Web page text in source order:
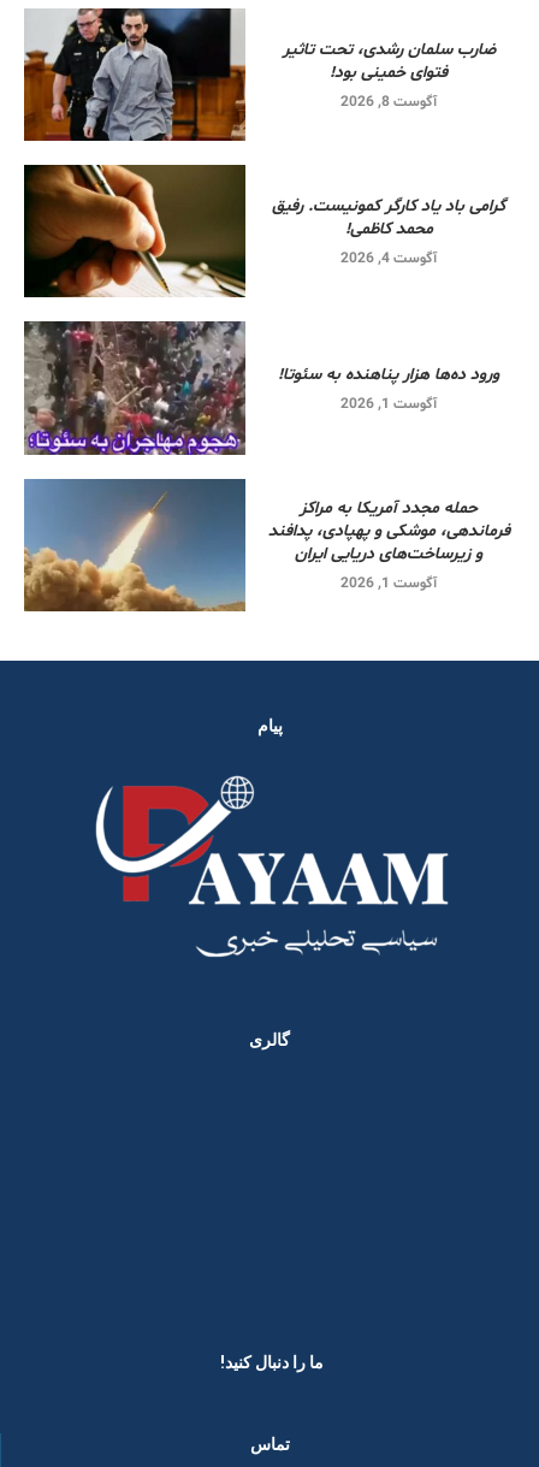
ضارب سلمان رشدی، تحت تاثیر
فتوای خمینی بود!
آگوست 8, 2026
گرامی باد یاد کارگر کمونیست. رفیق
محمد کاظمی!
آگوست 4, 2026
ورود ده‌ها هزار پناهنده به سئوتا!
آگوست 1, 2026
حمله مجدد آمریکا به مراکز
فرماندهی، موشکی و پهپادی، پدافند
و زیرساخت‌های دریایی ایران
آگوست 1, 2026
پیام
گالری
ما را دنبال کنید! ​
تماس